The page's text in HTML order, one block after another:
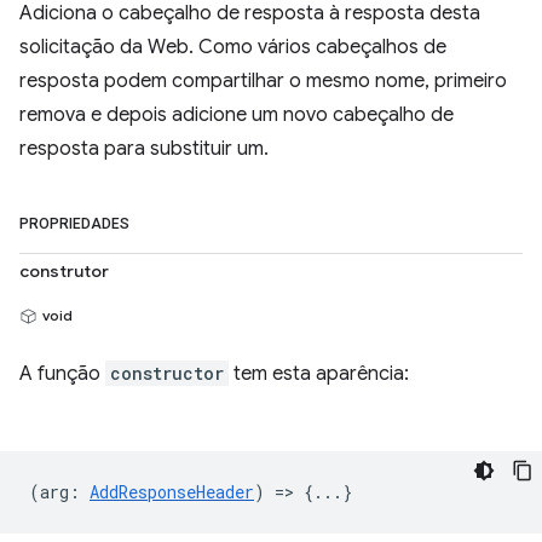
Adiciona o cabeçalho de resposta à resposta desta
solicitação da Web. Como vários cabeçalhos de
resposta podem compartilhar o mesmo nome, primeiro
remova e depois adicione um novo cabeçalho de
resposta para substituir um.
PROPRIEDADES
construtor
void
A função constructor tem esta aparência:
(arg : AddResponseHeader) => {...}